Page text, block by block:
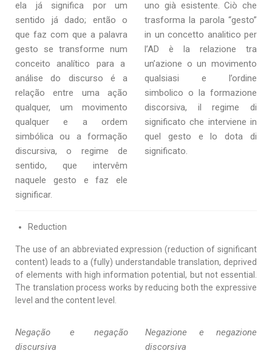
ela já significa por um
sentido já dado; então o
que faz com que a palavra
gesto se transforme num
conceito analítico para a
análise do discurso é a
relação entre uma ação
qualquer, um movimento
qualquer e a ordem
simbólica ou a formação
discursiva, o regime de
sentido, que intervêm
naquele gesto e faz ele
significar.
uno già esistente. Ciò che
trasforma la parola “gesto”
in un concetto analitico per
l’AD è la relazione tra
un’azione o un movimento
qualsiasi e l’ordine
simbolico o la formazione
discorsiva, il regime di
significato che interviene in
quel gesto e lo dota di
significato.
Reduction
The use of an abbreviated expression (reduction of significant
content) leads to a (fully) understandable translation, deprived
of elements with high information potential, but not essential.
The translation process works by reducing both the expressive
level and the content level.
Negação e negação
discursiva
Negazione e negazione
discorsiva